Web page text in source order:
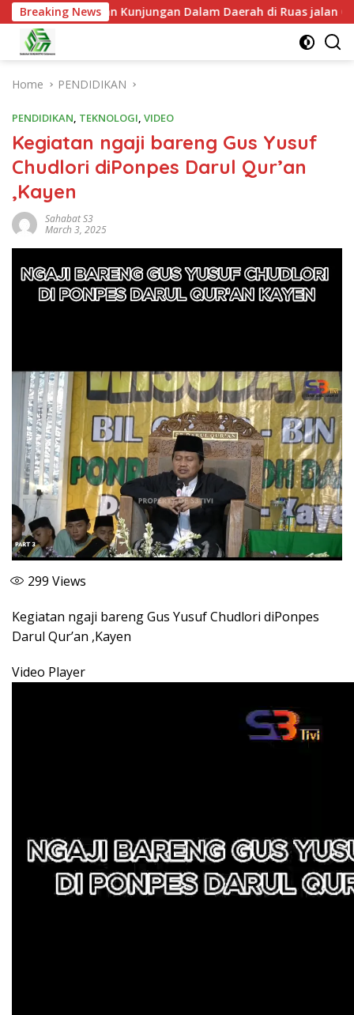
Breaking News
Kunjungan Dalam Daerah di Ruas jalan Galih-
Home PENDIDIKAN
PENDIDIKAN, TEKNOLOGI, VIDEO
Kegiatan ngaji bareng Gus Yusuf
Chudlori diPonpes Darul Qur’an
,Kayen
Sahabat S3
March 3, 2025
299 Views
Kegiatan ngaji bareng Gus Yusuf Chudlori diPonpes
Darul Qur’an ,Kayen
Video Player